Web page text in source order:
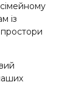
сімейному
із
простори